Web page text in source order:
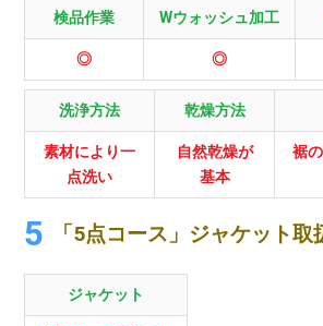
検品作業 Wウォッシュ加工
◎ ◎
洗浄方法 乾燥方法
素材により一
点洗い
自然乾燥が
基本
裾
「5点コース」ジャケット取
ジャケット